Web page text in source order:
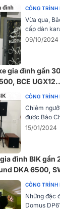
khả năng tiết
tính năng điều
với nhiều
BIK BPR-5800
BJ-U600
BJ-U600 là lựa
sân khấu,
sóng UHF,
CÔNG TRÌNH
Vừa qua,
cấp dàn
09/10/2024
gia đình gần
BCE
CÔNG TRÌNH
Chiêm
được Bảo
15/01/2024
đình BIK gần
DKA 6500,
CÔNG TRÌNH
Những đặc
Domus